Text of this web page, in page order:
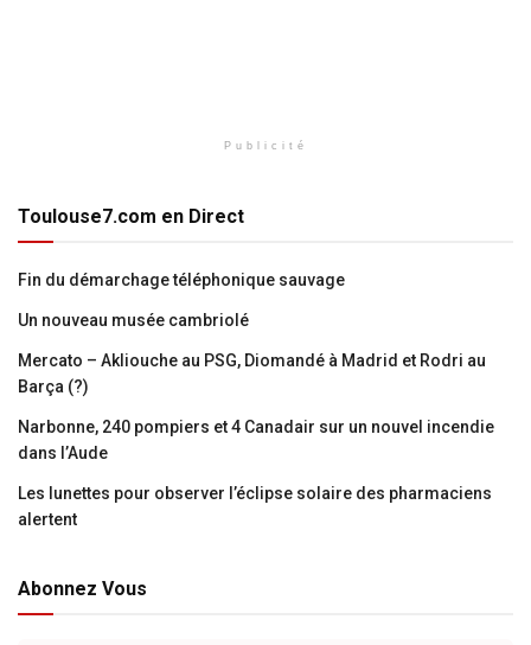
Publicité
Toulouse7.com en Direct
Fin du démarchage téléphonique sauvage
Un nouveau musée cambriolé
Mercato – Akliouche au PSG, Diomandé à Madrid et Rodri au
Barça (?)
Narbonne, 240 pompiers et 4 Canadair sur un nouvel incendie
dans l’Aude
Les lunettes pour observer l’éclipse solaire des pharmaciens
alertent
Abonnez Vous